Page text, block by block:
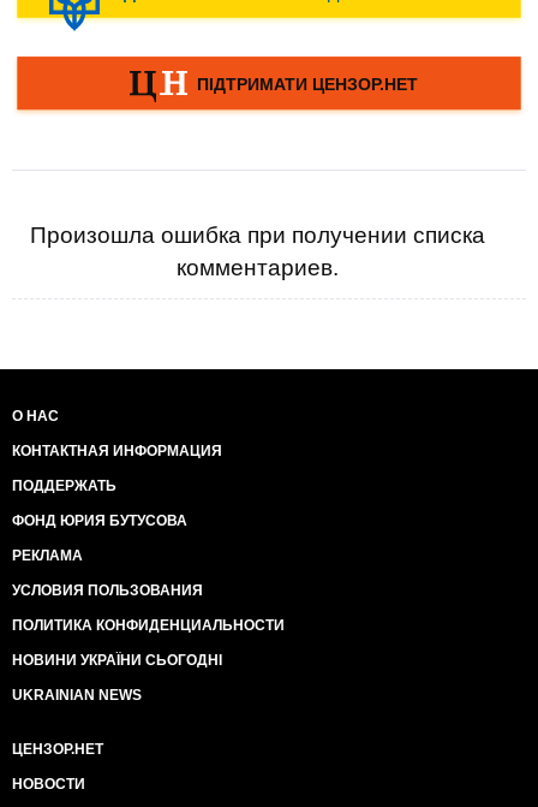
Произошла ошибка при получении списка
комментариев.
О НАС
КОНТАКТНАЯ ИНФОРМАЦИЯ
ПОДДЕРЖАТЬ
ФОНД ЮРИЯ БУТУСОВА
РЕКЛАМА
УСЛОВИЯ ПОЛЬЗОВАНИЯ
ПОЛИТИКА КОНФИДЕНЦИАЛЬНОСТИ
НОВИНИ УКРАЇНИ СЬОГОДНІ
UKRAINIAN NEWS
ЦЕНЗОР.НЕТ
НОВОСТИ